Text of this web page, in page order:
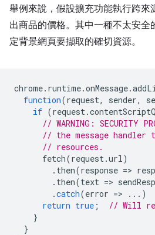
舉例來說，假設擴充功能執行跨來
出商品的價格。其中一種不太安全
定背景網頁要擷取的確切資源。
chrome. runtime.onMessage.
function(request, sender,
if (request.
// WARNING: SECURITY
// the message
// resources.
fetch(request.url)
. then(response =>
. then(text =>
.catch(error =>
...)
return true ;
// Will
}
}